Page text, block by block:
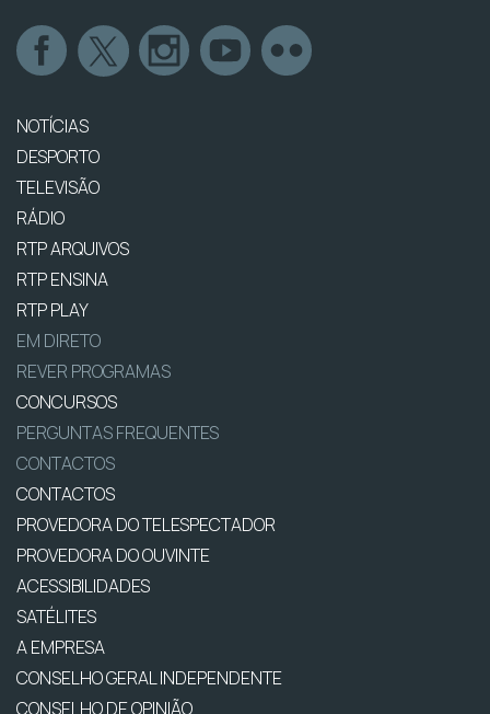
NOTÍCIAS
DESPORTO
TELEVISÃO
RÁDIO
RTP ARQUIVOS
RTP ENSINA
RTP PLAY
EM DIRETO
REVER PROGRAMAS
CONCURSOS
PERGUNTAS FREQUENTES
CONTACTOS
CONTACTOS
PROVEDORA DO TELESPECTADOR
PROVEDORA DO OUVINTE
ACESSIBILIDADES
SATÉLITES
A EMPRESA
CONSELHO GERAL INDEPENDENTE
CONSELHO DE OPINIÃO